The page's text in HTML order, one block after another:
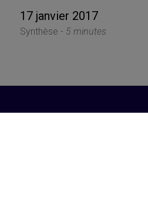
17 janvier 2017
Synthèse - 5 minutes